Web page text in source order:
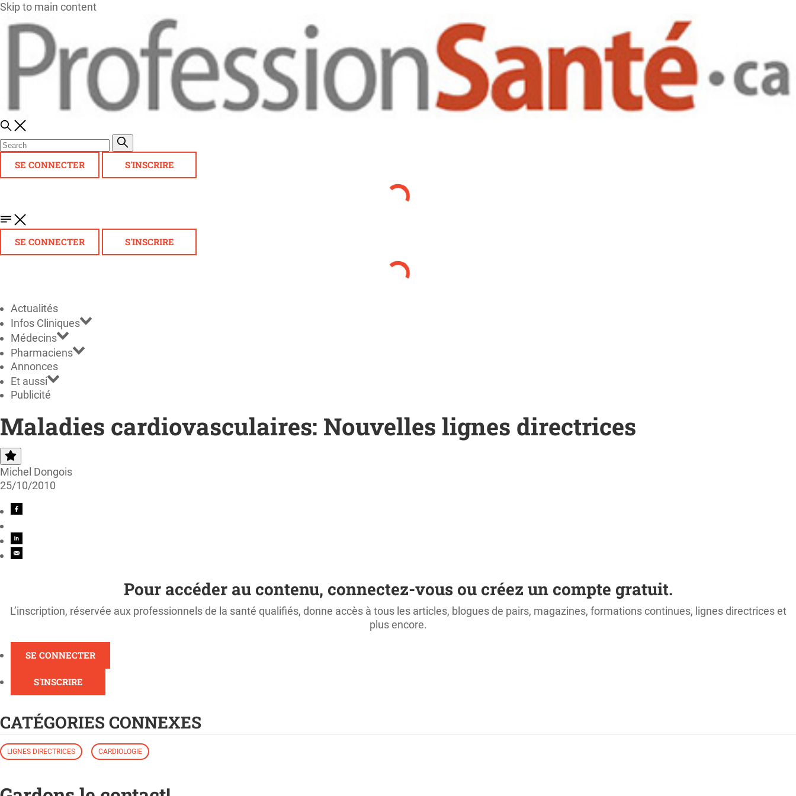
Skip to main content
SE CONNECTER S'INSCRIRE
SE CONNECTER S'INSCRIRE
Actualités
Infos Cliniques
Médecins
Pharmaciens
Annonces
Et aussi
Publicité
Maladies cardiovasculaires: Nouvelles lignes directrices
Michel Dongois
25/10/2010
Pour accéder au contenu, connectez-vous ou créez un compte gratuit.
L’inscription, réservée aux professionnels de la santé qualifiés, donne accès à tous les articles, blogues de pairs, magazines, formations continues, lignes directrices et
plus encore.
SE CONNECTER
S'INSCRIRE
CATÉGORIES CONNEXES
LIGNES DIRECTRICES CARDIOLOGIE